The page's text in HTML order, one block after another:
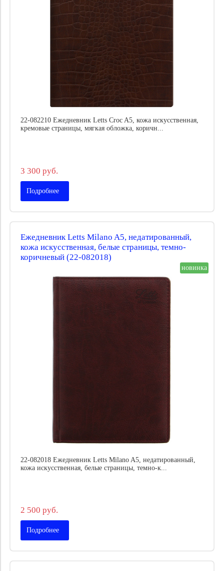
22-082210 Ежедневник Letts Croc A5, кожа искусственная,
кремовые страницы, мягкая обложка, коричн...
3 300 руб.
Подробнее
Ежедневник Letts Milano A5, недатированный,
кожа искусственная, белые страницы, темно-
коричневый (22-082018)
новинка
22-082018 Ежедневник Letts Milano A5, недатированный,
кожа искусственная, белые страницы, темно-к...
2 500 руб.
Подробнее